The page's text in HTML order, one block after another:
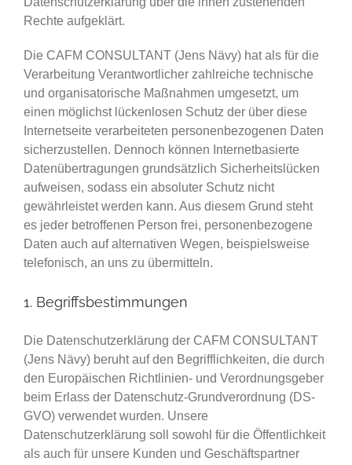
Rechte aufgeklärt.
Die CAFM CONSULTANT (Jens Nävy) hat als für die
Verarbeitung Verantwortlicher zahlreiche technische
und organisatorische Maßnahmen umgesetzt, um
einen möglichst lückenlosen Schutz der über diese
Internetseite verarbeiteten personenbezogenen Daten
sicherzustellen. Dennoch können Internetbasierte
Datenübertragungen grundsätzlich Sicherheitslücken
aufweisen, sodass ein absoluter Schutz nicht
gewährleistet werden kann. Aus diesem Grund steht
es jeder betroffenen Person frei, personenbezogene
Daten auch auf alternativen Wegen, beispielsweise
telefonisch, an uns zu übermitteln.
1. Begriffsbestimmungen
Die Datenschutzerklärung der CAFM CONSULTANT
(Jens Nävy) beruht auf den Begrifflichkeiten, die durch
den Europäischen Richtlinien- und Verordnungsgeber
beim Erlass der Datenschutz-Grundverordnung (DS-
GVO) verwendet wurden. Unsere
Datenschutzerklärung soll sowohl für die Öffentlichkeit
als auch für unsere Kunden und Geschäftspartner